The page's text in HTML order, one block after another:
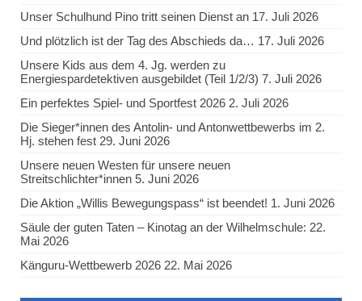
Unser Schulhund Pino tritt seinen Dienst an 17. Juli 2026
Und plötzlich ist der Tag des Abschieds da… 17. Juli 2026
Unsere Kids aus dem 4. Jg. werden zu
Energiespardetektiven ausgebildet (Teil 1/2/3) 7. Juli 2026
Ein perfektes Spiel- und Sportfest 2026 2. Juli 2026
Die Sieger*innen des Antolin- und Antonwettbewerbs im 2.
Hj. stehen fest 29. Juni 2026
Unsere neuen Westen für unsere neuen
Streitschlichter*innen 5. Juni 2026
Die Aktion „Willis Bewegungspass“ ist beendet! 1. Juni 2026
Säule der guten Taten – Kinotag an der Wilhelmschule: 22.
Mai 2026
Känguru-Wettbewerb 2026 22. Mai 2026